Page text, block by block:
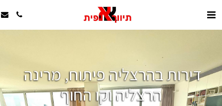
דירות בהרצליה פיתוח, מרינה
הרצליה וקו החוף